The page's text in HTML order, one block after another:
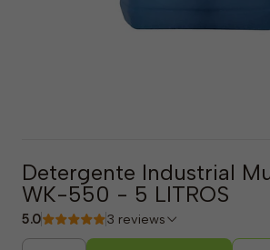
Detergente Industrial
WK-550 - 5 LITROS
5.0 3 reviews